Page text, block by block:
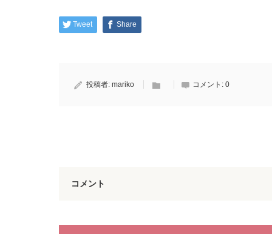
Tweet Share
投稿者: mariko コメント: 0
コメント